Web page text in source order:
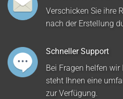
Verschicken Sie ihre
nach der Erstellung
Schneller Support
Bei Fragen helfen
steht Ihnen eine
zur Verfügung.